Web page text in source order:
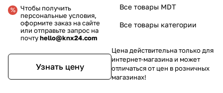
Чтобы получить
персональные условия,
оформите заказ на сайте
или отправьте запрос на
почтуhello@knx24.com
Узнать цену
Все товары MDT
Все товары категории
Цена действительна только для
интернет-магазина и может
отличаться от цен в розничных
магазинах!